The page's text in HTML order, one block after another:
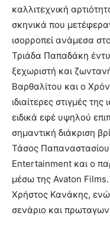
καλλιτεχνική
σκηνικά που
ισορροπεί ανάμεσα
Τριάδα Παπαδάκη
ξεχωριστή και
Βαρθαλίτου και ο
ιδιαίτερες στιγμές
ειδικά εφέ υψηλού
σημαντική διάκριση
Τάσος
Entertainment και ο
μέσω της Avaton
Χρήστος Κανάκης, ενώ
σενάριο και